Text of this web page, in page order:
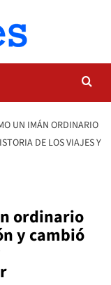
UN IMÁN ORDINARIO
DE LOS VIAJES Y
ordinario
y cambió